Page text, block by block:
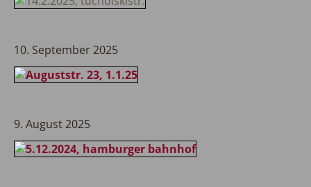
10. September 2025
9. August 2025